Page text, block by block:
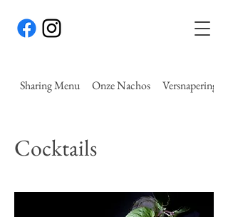
Sharing Menu Onze Nachos Versnaperingen
Cocktails